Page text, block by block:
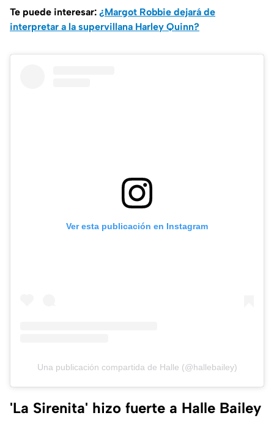
Te puede interesar: ¿Margot Robbie dejará de
interpretar a la supervillana Harley Quinn?
Ver esta publicación en Instagram
Una publicación compartida de Halle (@hallebailey)
'La Sirenita' hizo fuerte a Halle Bailey